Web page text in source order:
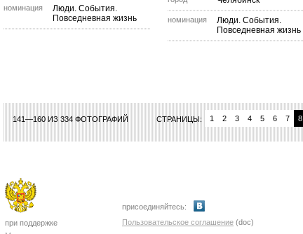
номинация
Люди. События.
Повседневная жизнь
номинация
Люди. События.
Повседневная жизнь
141—160 ИЗ 334 ФОТОГРАФИЙ СТРАНИЦЫ: 1 2 3 4 5 6 7 8
при поддержке
присоединяйтесь:
Пользовательское соглашение (doc)